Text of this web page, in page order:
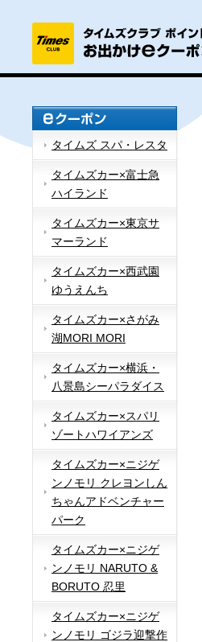
タイムズ スパ・レスタ
タイムズカー×富士急
ハイランド
タイムズカー×東京サ
マーランド
タイムズカー×西武園
ゆうえんち
タイムズカー×さがみ
湖MORI MORI
タイムズカー×横浜・
八景島シーパラダイス
タイムズカー×スパリ
ゾートハワイアンズ
タイムズカー×ニジゲ
ンノモリ クレヨンしん
ちゃんアドベンチャー
パーク
タイムズカー×ニジゲ
ンノモリ NARUTO &
BORUTO 忍里
タイムズカー×ニジゲ
ンノモリ ゴジラ迎撃作